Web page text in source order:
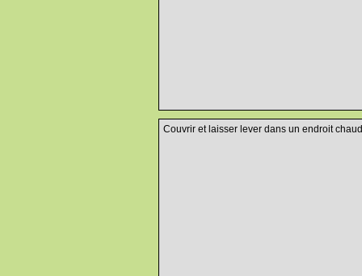
Couvrir et laisser lever dans un endroit